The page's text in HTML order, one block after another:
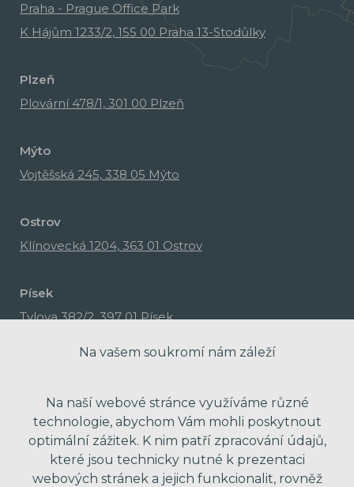
Praha - Prague Office Park
K Hájům 1233/2, 155 00 Praha 13-Stodůlky
Plzeň
Plovární 478/1, 301 00 Plzeň
Mýto
Vojtěšská 245, 338 05 Mýto
Ostrov
Klínovecká 1204, 363 01 Ostrov
Písek
Tylova 382/2, 397 01 Písek
Na vašem soukromí nám záleží
Na naší webové stránce využíváme různé
technologie, abychom Vám mohli poskytnout
optimální zážitek. K nim patří zpracování údajů,
které jsou technicky nutné k prezentaci
webových stránek a jejich funkcionalit, rovněž